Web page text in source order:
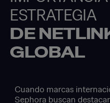
ESTRATEGIA
DE
GLOBAL
Cuando marcas
Sephora buscan